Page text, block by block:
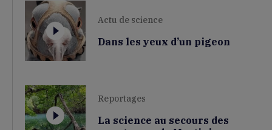
Actu de science
Dans les yeux d’un pigeon
Reportages
La science au secours des